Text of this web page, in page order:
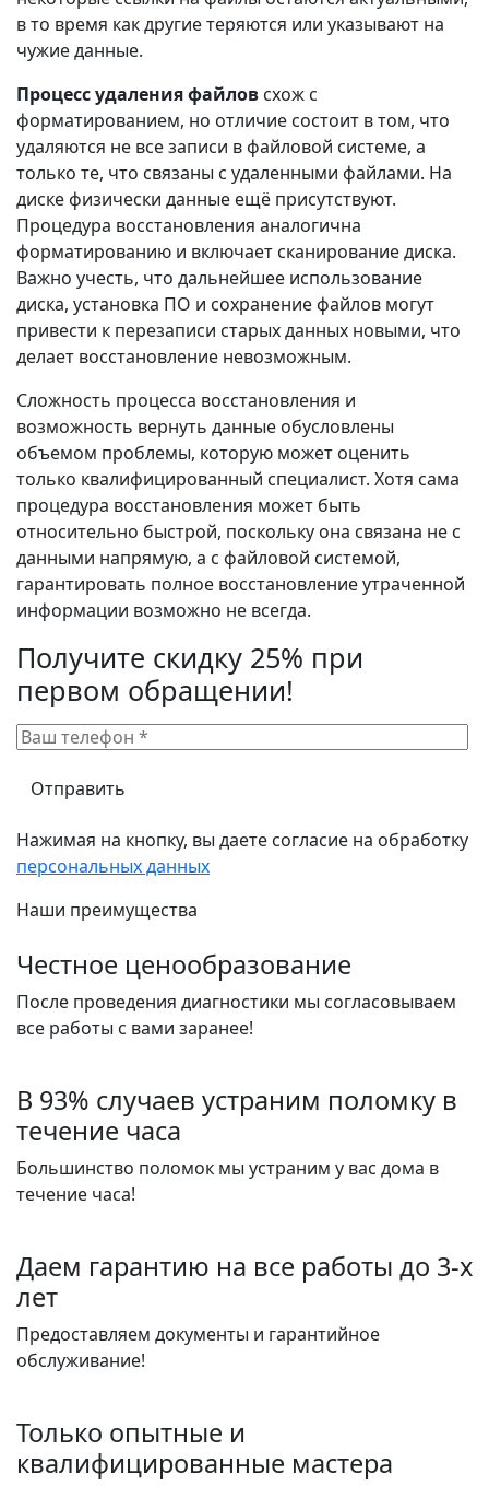
в то время как другие теряются или указывают на
чужие данные.
Процесс удаления файлов схож с
форматированием, но отличие состоит в том, что
удаляются не все записи в файловой системе, а
только те, что связаны с удаленными файлами. На
диске физически данные ещё присутствуют.
Процедура восстановления аналогична
форматированию и включает сканирование диска.
Важно учесть, что дальнейшее использование
диска, установка ПО и сохранение файлов могут
привести к перезаписи старых данных новыми, что
делает восстановление невозможным.
Сложность процесса восстановления и
возможность вернуть данные обусловлены
объемом проблемы, которую может оценить
только квалифицированный специалист. Хотя сама
процедура восстановления может быть
относительно быстрой, поскольку она связана не с
данными напрямую, а с файловой системой,
гарантировать полное восстановление утраченной
информации возможно не всегда.
Получите скидку 25% при
первом обращении!
Нажимая на кнопку, вы даете согласие на обработку
персональных данных
Наши преимущества
Честное ценообразование
После проведения диагностики мы согласовываем
все работы с вами заранее!
В 93% случаев устраним поломку в
течение часа
Большинство поломок мы устраним у вас дома в
течение часа!
Даем гарантию на все работы до 3-х
лет
Предоставляем документы и гарантийное
обслуживание!
Только опытные и
квалифицированные мастера